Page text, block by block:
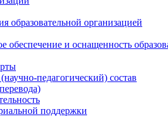
образовательной организацией
обеспечение и оснащенность
педагогический) состав
поддержки